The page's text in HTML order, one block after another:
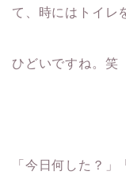
て、時にはトイレ
ひどいですね。笑
「今日何した？」